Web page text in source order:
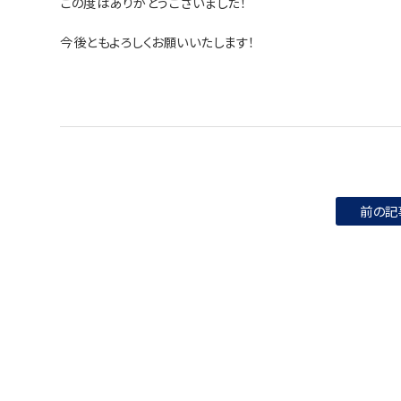
今後ともよろしくお願いいたします！
前の